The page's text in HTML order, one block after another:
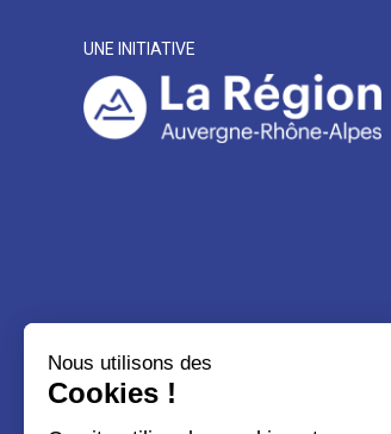
UNE INITIATIVE
Nous utilisons des
Cookies !